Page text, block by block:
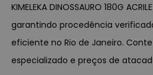
KIMELEKA DINOSSAURO 180G
garantindo procedência
eficiente no Rio de Janeiro.
especializado e preços de